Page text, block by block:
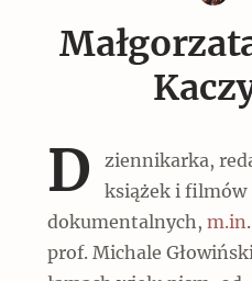
Artykuły
wystawa II
Galerie
Kwartalnik
Numery archiwalne
Bieżący numer 3/
Architektura
Popularne
Okręty z
Serie
Pomniki historii
Autorzy
D
ziennikarka,
książek i filmów
dokumentalnych, m.in
prof. Michale